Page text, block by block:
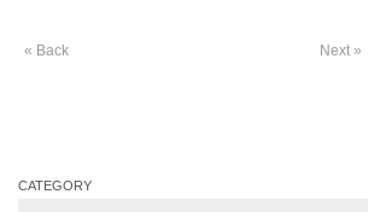
« Back Next »
CATEGORY